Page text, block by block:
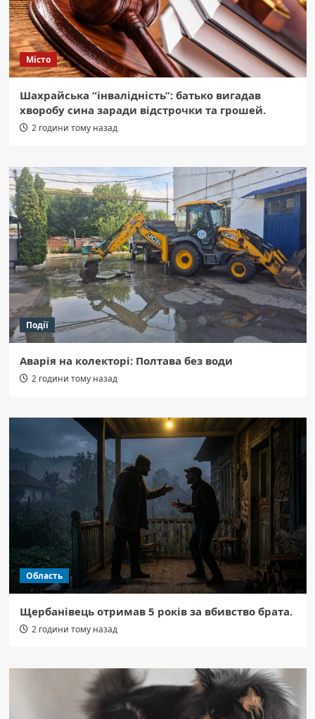
Місто
Шахрайська “інвалідність”: батько вигадав
хворобу сина заради відстрочки та грошей.
2 години тому назад
Події
Аварія на колекторі: Полтава без води
2 години тому назад
Область
Щербанівець отримав 5 років за вбивство брата.
2 години тому назад